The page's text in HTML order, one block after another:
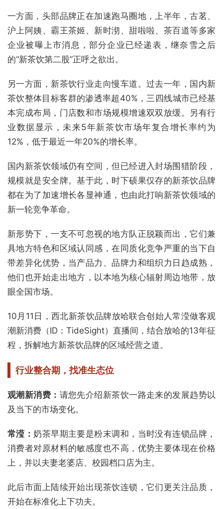
一方面，头部品牌正在加速跑马圈地，上半年，古茗、
沪上阿姨、霸王茶姬、新时沏、甜啦啦、茶百道等多家
企业被曝上市消息，部分企业已经递表，继奈雪之后
的“新茶饮第二股”正呼之欲出。
另一方面，新茶饮行业走向慢车道。过去一年，国内新
茶饮整体目标客群的渗透率超40%，三四线城市已经基
本完成布局，门店数和市场规模增速双双放缓。另有行
业数据显示，未来5年新茶饮市场年复合增长率约为
12%，低于最近一年20%的增长率。
国内新茶饮领域仍有空间，但已经进入封场围猎阶段，
规模就是安全牌。基于此，时下硕果仅存的新茶饮品牌
都在为了加速增长各显神通，也由此打响新茶饮领域的
新一轮竞争革命。
新形势下，一支不可忽视的地方队正脱颖而出，它们兼
具地方特色和区域认同感，在同质化竞争严重的当下自
带差异化优势，当产品力、品牌力和组织力日趋成熟，
他们也开始走出地方，以本地为核心辐射周边地带，放
眼全国市场。
10月11日，西北新茶饮品牌放哈联合创始人常滢做客观
潮新消费（ID：TideSight）直播间，结合放哈的13年征
程，拆解地方新茶饮品牌的区域经营之道。
行业整合期，找准生态位
观潮新消费： 请您先介绍新茶饮一路走来的发展趋势以
及当下的市场变化。
常滢：奶茶早期主要是粉末调和，当时没有连锁品牌，
消费者对原材料的敏感度也不高，优势主要体现在价格
上，并以夫妻老婆店、校园档口店为主。
此后市面上陆续开始出现茶饮连锁，它们更关注品质，
开始在标准化上下功夫。